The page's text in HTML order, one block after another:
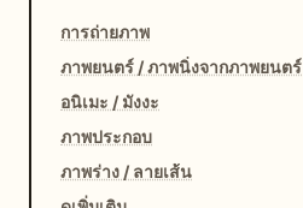
การถ่ายภาพ
ภาพยนตร์ / ภาพนิ่งจากภาพยนตร์
อนิเมะ / มังงะ
ภาพประกอบ
ภาพร่าง / ลายเส้น